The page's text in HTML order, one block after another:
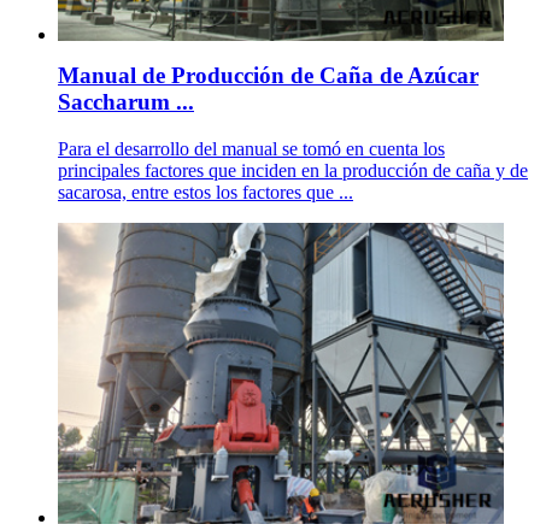
Manual de Producción de Caña de Azúcar
Saccharum ...
Para el desarrollo del manual se tomó en cuenta los
principales factores que inciden en la producción de caña y de
sacarosa, entre estos los factores que ...